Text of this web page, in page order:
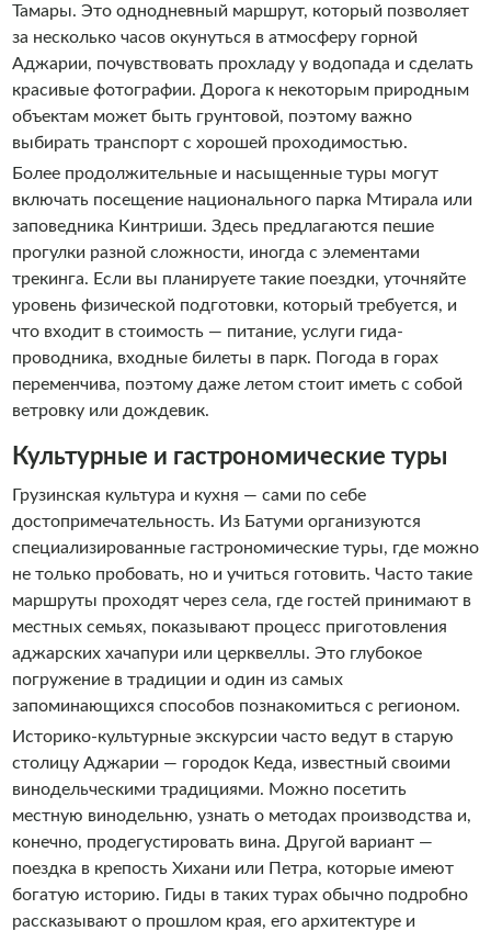
Тамары. Это однодневный маршрут, который позволяет
за несколько часов окунуться в атмосферу горной
Аджарии, почувствовать прохладу у водопада и сделать
красивые фотографии. Дорога к некоторым природным
объектам может быть грунтовой, поэтому важно
выбирать транспорт с хорошей проходимостью.
Более продолжительные и насыщенные туры могут
включать посещение национального парка Мтирала или
заповедника Кинтриши. Здесь предлагаются пешие
прогулки разной сложности, иногда с элементами
трекинга. Если вы планируете такие поездки, уточняйте
уровень физической подготовки, который требуется, и
что входит в стоимость — питание, услуги гида-
проводника, входные билеты в парк. Погода в горах
переменчива, поэтому даже летом стоит иметь с собой
ветровку или дождевик.
Культурные и гастрономические туры
Грузинская культура и кухня — сами по себе
достопримечательность. Из Батуми организуются
специализированные гастрономические туры, где можно
не только пробовать, но и учиться готовить. Часто такие
маршруты проходят через села, где гостей принимают в
местных семьях, показывают процесс приготовления
аджарских хачапури или церквеллы. Это глубокое
погружение в традиции и один из самых
запоминающихся способов познакомиться с регионом.
Историко-культурные экскурсии часто ведут в старую
столицу Аджарии — городок Кеда, известный своими
винодельческими традициями. Можно посетить
местную винодельню, узнать о методах производства и,
конечно, продегустировать вина. Другой вариант —
поездка в крепость Хихани или Петра, которые имеют
богатую историю. Гиды в таких турах обычно подробно
рассказывают о прошлом края, его архитектуре и